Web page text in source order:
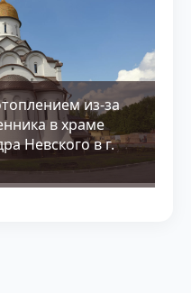
из-за
в храме
Невского в г.